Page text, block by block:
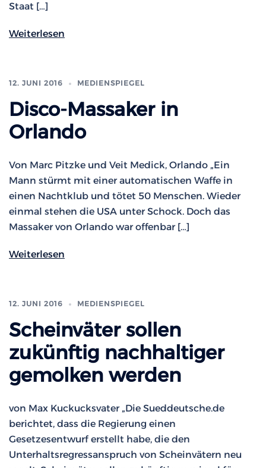
Staat […]
Weiterlesen
12. JUNI 2016 MEDIENSPIEGEL
Disco-Massaker in
Orlando
Von Marc Pitzke und Veit Medick, Orlando „Ein
Mann stürmt mit einer automatischen Waffe in
einen Nachtklub und tötet 50 Menschen. Wieder
einmal stehen die USA unter Schock. Doch das
Massaker von Orlando war offenbar […]
Weiterlesen
12. JUNI 2016 MEDIENSPIEGEL
Scheinväter sollen
zukünftig nachhaltiger
gemolken werden
von Max Kuckucksvater „Die Sueddeutsche.de
berichtet, dass die Regierung einen
Gesetzesentwurf erstellt habe, die den
Unterhaltsregressanspruch von Scheinvätern neu